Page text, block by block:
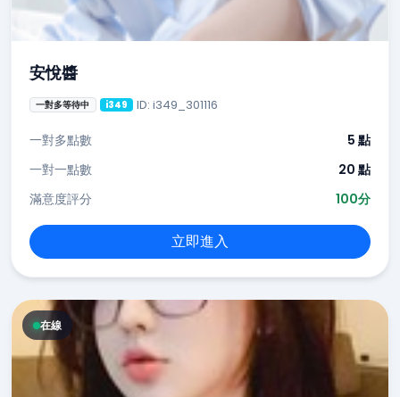
安悅醬
一對多等待中 i349 ID: i349_301116
一對多點數
5 點
一對一點數
20 點
滿意度評分
100分
立即進入
在線